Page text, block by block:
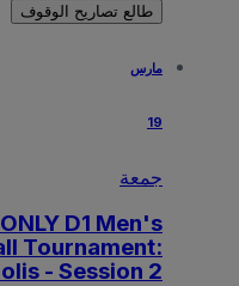
طالع تصاريح الوقوف
مارس
19
جمعة
D1 Men's
Tournament:
- Session 2